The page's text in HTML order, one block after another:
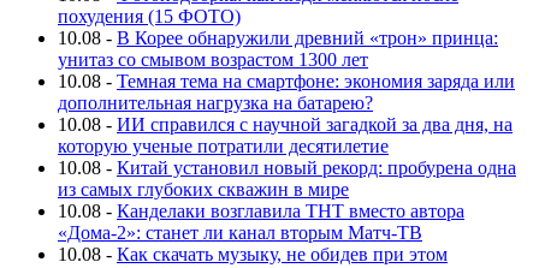
похудения (15 ФОТО)
10.08 - В Корее обнаружили древний «трон» принца:
унитаз со смывом возрастом 1300 лет
10.08 - Темная тема на смартфоне: экономия заряда или
дополнительная нагрузка на батарею?
10.08 - ИИ справился с научной загадкой за два дня, на
которую ученые потратили десятилетие
10.08 - Китай установил новый рекорд: пробурена одна
из самых глубоких скважин в мире
10.08 - Канделаки возглавила ТНТ вместо автора
«Дома-2»: станет ли канал вторым Матч-ТВ
10.08 - Как скачать музыку, не обидев при этом